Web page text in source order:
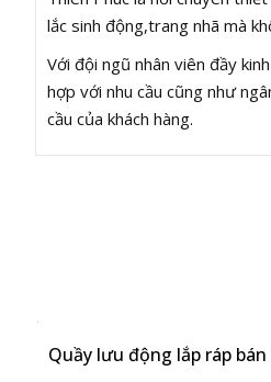
lắc sinh động,trang nhã mà
Với đội ngũ nhân viên đầy
hợp với nhu cầu cũng như
cầu của khách hàng.
Quầy lưu động lắp ráp